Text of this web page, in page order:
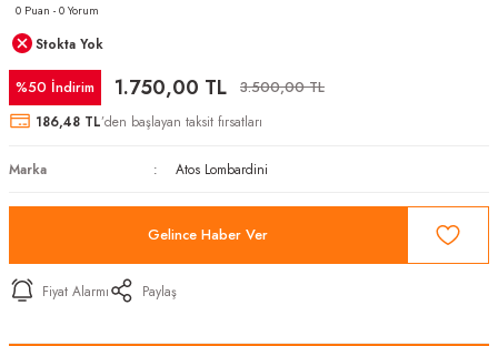
0 Puan - 0 Yorum
Stokta Yok
%50 İndirim 1.750,00 TL 3.500,00 TL
186,48 TL’den başlayan taksit fırsatları
Marka Atos Lombardini
Gelince Haber Ver
Fiyat Alarmı Paylaş